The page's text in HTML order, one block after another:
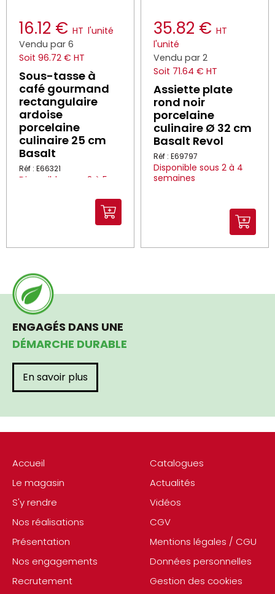
16.12 € HT l'unité
Vendu par 6
Soit 96.72 € HT
Sous-tasse à
café gourmand
rectangulaire
ardoise
porcelaine
culinaire 25 cm
Basalt
Réf : E66321
Disponible sous 2 à 5
35.82 € HT
l'unité
Vendu par 2
Soit 71.64 € HT
Assiette plate
rond noir
porcelaine
culinaire Ø 32 cm
Basalt Revol
Réf : E69797
Disponible sous 2 à 4
semaines
Accueil
Le magasin
S'y rendre
Nos réalisations
Présentation
Nos engagements
Recrutement
Catalogues
Actualités
Vidéos
CGV
Mentions légales / CGU
Données personnelles
Gestion des cookies
ENGAGÉS DANS UNE
DÉMARCHE DURABLE
En savoir plus